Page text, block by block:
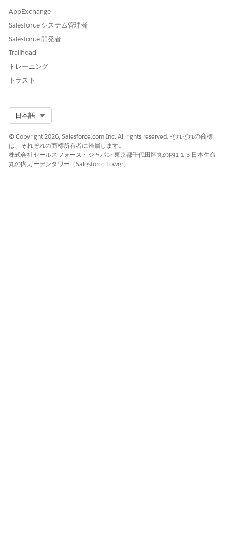
提供者のアプリケーション内通知を設定するようにシステム管
理者に依頼します。たとえば、紹介要請が承認されたとき、ま
たは給付スケジュールが承認されたときに通知を送信するフロ
ーを作成するようにシステム管理者に依頼します。
関連項目:
提供者サービス提供ワークフロー
ご意見をお待ちしております。
はい いいえ
AppExchange
Salesforce システム管理者
Salesforce 開発者
Trailhead
トレーニング
トラスト
日本語
© Copyright 2026, Salesforce.com Inc. All rights reserved. それぞれの商標
は、それぞれの商標所有者に帰属します。
株式会社セールスフォース・ジャパン 東京都千代田区丸の内1-1-3 日本生命
丸の内ガーデンタワー（Salesforce Tower）